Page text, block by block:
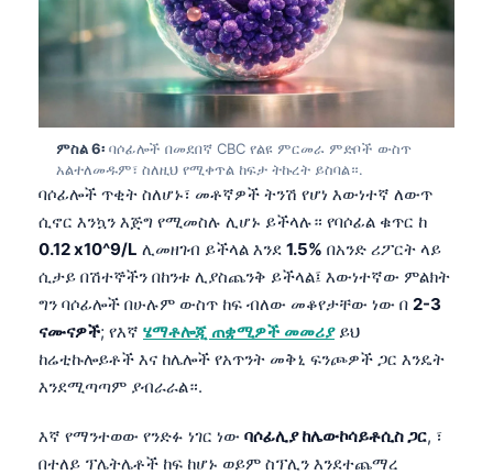
ምስል 6፡ ባሶፊሎች በመደበኛ CBC የልዩ ምርመራ ምድቦች ውስጥ
አልተለመዱም፣ ስለዚህ የሚቀጥል ከፍታ ትኩረት ይስባል።.
ባሶፊሎች ጥቂት ስለሆኑ፣ መቶኛዎች ትንሽ የሆነ እውነተኛ ለውጥ
ሲኖር እንኳን እጅግ የሚመስሉ ሊሆኑ ይችላሉ። የባሶፊል ቁጥር ከ
0.12 x10^9/L ሊመዘገብ ይችላል እንደ 1.5% በአንድ ሪፖርት ላይ
ሲታይ በሽተኞችን በከንቱ ሊያስጨንቅ ይችላል፤ እውነተኛው ምልክት
ግን ባሶፊሎች በሁሉም ውስጥ ከፍ ብለው መቆየታቸው ነው በ 2-3
ናሙናዎች; የእኛ ሄማቶሎጂ ጠቋሚዎች መመሪያይህ
ከሬቲኩሎይቶች እና ከሌሎች የአጥንት መቅኒ ፍንጮዎች ጋር እንዴት
እንደሚጣጣም ያብራራል።.
እኛ የማንተወው የንድፉ ነገር ነው ባሶፊሊያ ከሌውኮሳይቶሲስ ጋር, ፣
በተለይ ፕሌትሌቶች ከፍ ከሆኑ ወይም ስፕሊን እንደተጨማረ
Afrikaans
ພາສາລາວ
Basa Jawa
Cebuano
ئۇيغۇرچە
Кыргызча
Татар теле
Беларуская мова
Esperanto
Frysk
Ślōnskŏ gŏdka
Norsk bokmål